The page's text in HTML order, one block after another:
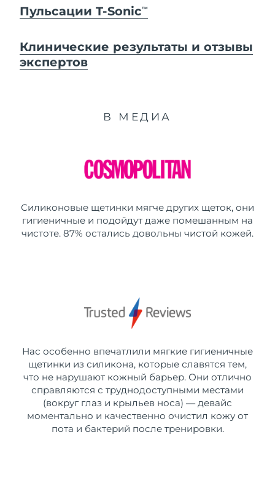
Пульсации T-SonicTM
Клинические результаты и отзывы
экспертов
В МЕДИА
Силиконовые щетинки мягче других щеток, они
гигиеничные и подойдут даже помешанным на
чистоте. 87% остались довольны чистой кожей.
Нас особенно впечатлили мягкие гигиеничные
щетинки из силикона, которые славятся тем,
что не нарушают кожный барьер. Они отлично
справляются с труднодоступными местами
(вокруг глаз и крыльев носа) — девайс
моментально и качественно очистил кожу от
пота и бактерий после тренировки.